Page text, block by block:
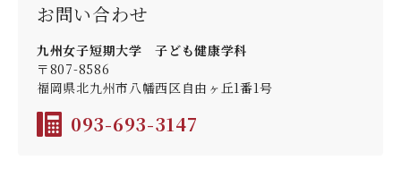
お問い合わせ
九州女子短期大学 子ども健康学科
〒807-8586
福岡県北九州市八幡西区自由ヶ丘1番1号
093-693-3147